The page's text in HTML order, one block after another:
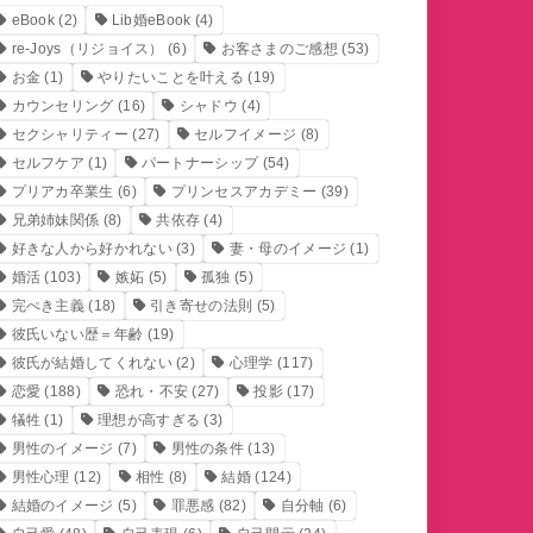
eBook (2) Lib婚eBook (4)
re-Joys（リジョイス）
(6) お客さまのご感想 (53)
お金 (1) やりたいことを叶える (19)
カウンセリング (16) シャドウ (4)
セクシャリティー (27) セルフイメージ (8)
セルフケア (1) パートナーシップ(54)
プリアカ卒業生 (6) プリンセスアカデミー (39)
兄弟姉妹関係 (8) 共依存 (4)
好きな人から好かれない(3) 妻・母のイメージ (1)
婚活 (103) 嫉妬 (5) 孤独 (5)
完ぺき主義 (18) 引き寄せの法則 (5)
彼氏いない歴＝年齢 (19)
彼氏が結婚してくれない(2) 心理学 (117)
恋愛 (188) 恐れ・不安 (27) 投影(17)
犠牲 (1) 理想が高すぎる (3)
男性のイメージ (7) 男性の条件 (13)
男性心理 (12) 相性 (8) 結婚 (124)
結婚のイメージ (5) 罪悪感 (82) 自分軸 (6)